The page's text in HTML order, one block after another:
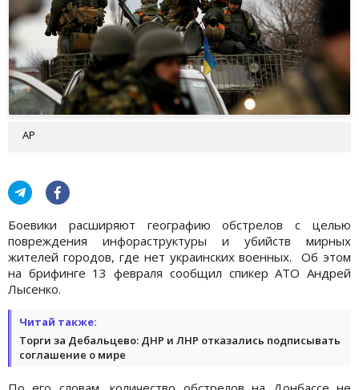
АР
Боевики расширяют географию обстрелов с целью
повреждения инфораструктуры и убийств мирных
жителей городов, где нет украинских военных. Об этом
на брифинге 13 февраля сообщил спикер АТО Андрей
Лысенко.
Читай также:
Торги за Дебальцево: ДНР и ЛНР отказались подписывать
соглашение о мире